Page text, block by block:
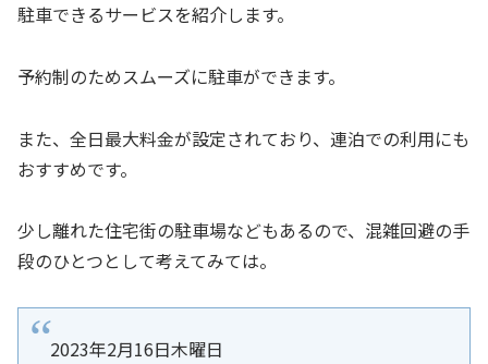
駐車できるサービスを紹介します。
予約制のためスムーズに駐車ができます。
また、全日最大料金が設定されており、連泊での利用にも
おすすめです。
少し離れた住宅街の駐車場などもあるので、混雑回避の手
段のひとつとして考えてみては。
2023年2月16日木曜日